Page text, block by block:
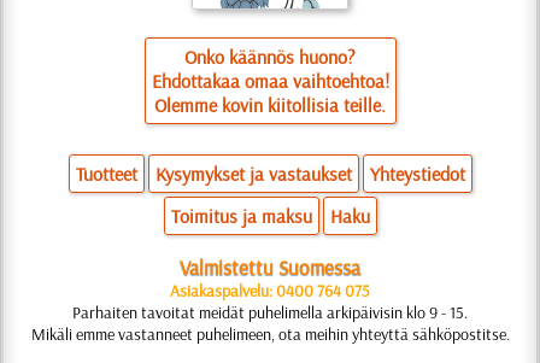
Onko käännös huono?
Ehdottakaa omaa vaihtoehtoa!
Olemme kovin kiitollisia teille.
Tuotteet Kysymykset ja vastaukset
Yhteystiedot
Toimitus ja maksu
Haku
Valmistettu Suomessa
Asiakaspalvelu: 0400 764 075
Parhaiten tavoitat meidät puhelimella arkipäivisin klo 9 - 15.
Mikäli emme vastanneet puhelimeen, ota meihin yhteyttä sähköpostitse.